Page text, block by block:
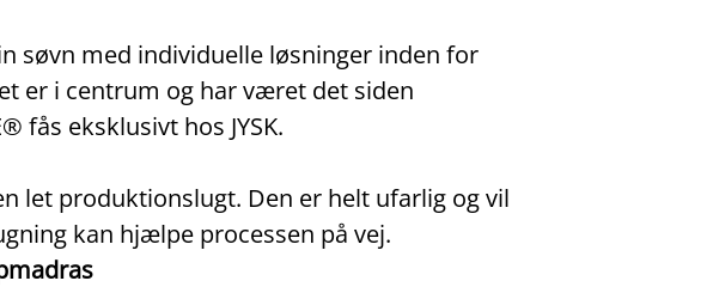
søvn med individuelle løsninger inden for
er i centrum og har været det siden
fås eksklusivt hos JYSK.
let produktionslugt. Den er helt ufarlig og vil
kan hjælpe processen på vej.